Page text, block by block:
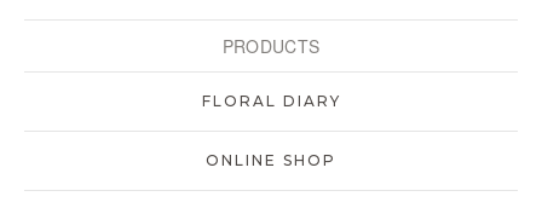
PRODUCTS
FLORAL DIARY
ONLINE SHOP